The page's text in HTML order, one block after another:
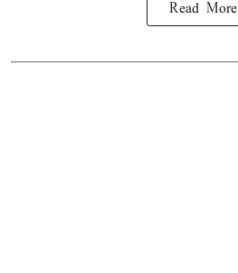
Read More